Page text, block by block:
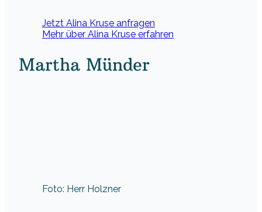
Jetzt Alina Kruse anfragen
Mehr über Alina Kruse erfahren
Martha Münder
Foto: Herr Holzner